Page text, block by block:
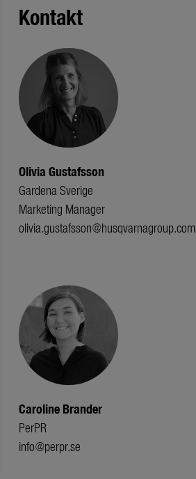
Kontakt
Olivia Gustafsson
Gardena Sverige
Marketing Manager
olivia.gustafsson@husqvarnagroup.com
Caroline Brander
PerPR
info@perpr.se